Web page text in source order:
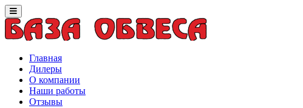
Toggle
navigation
Главная
Дилеры
О компании
Наши работы
Отзывы